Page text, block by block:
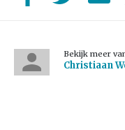
Bekijk meer
Christiaan